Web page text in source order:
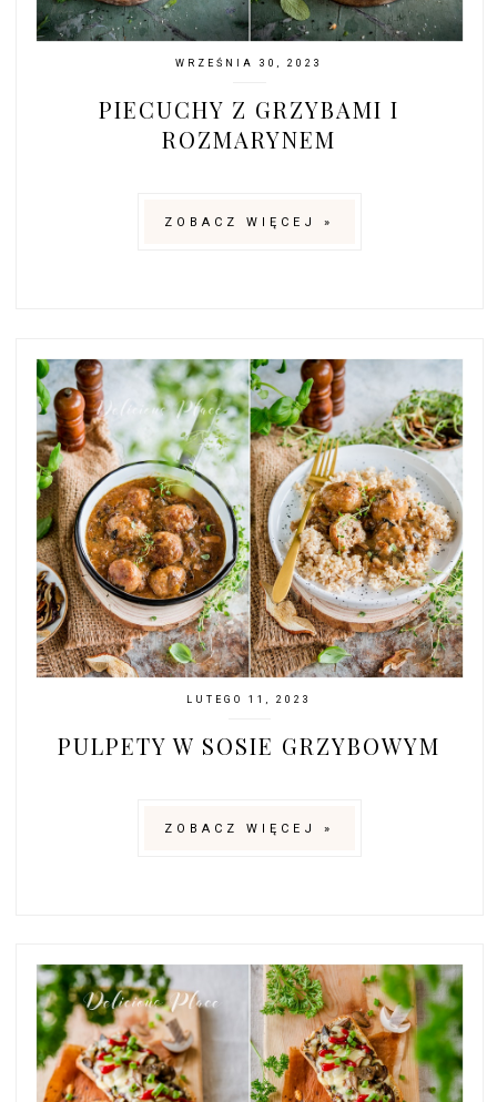
WRZEŚNIA 30, 2023
PIECUCHY Z GRZYBAMI I
ROZMARYNEM
ZOBACZ WIĘCEJ »
LUTEGO 11, 2023
PULPETY W SOSIE GRZYBOWYM
ZOBACZ WIĘCEJ »